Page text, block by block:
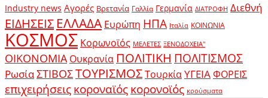
Industry news Αγορές Βρετανία Γαλλία Γερμανία ΔΙΑΤΡΟΦΗ Διεθνή
ΕΙΔΗΣΕΙΣ ΕΛΛΑΔΑ Ευρώπη ΗΠΑ Ιταλία ΚΟΙΝΩΝΙΑ
ΚΟΣΜΟΣ Κορωνοϊός ΜΕΛΕΤΕΣ ΞΕΝΟΔΟΧΕΙΑ"
ΟΙΚΟΝΟΜΙΑ Ουκρανία ΠΟΛΙΤΙΚΗ ΠΟΛΙΤΙΣΜΟΣ
ΡωσίαΣΤΙΒΟΣΤΟΥΡΙΣΜΟΣΤουρκίαΥΓΕΙΑΦΟΡΕΙΣ
επιχειρήσειςκοροναϊόςκορονοϊός κρούσματα